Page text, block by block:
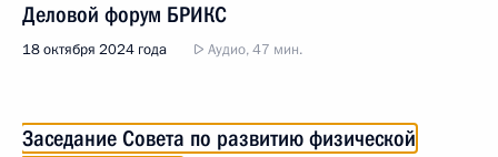
Деловой форум БРИКС
18 октября 2024 года Аудио, 47 мин.
Заседание Совета по развитию физической